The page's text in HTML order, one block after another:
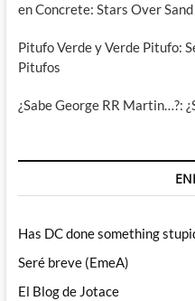
en Concrete: Stars Over Sand
Pitufo Verde y Verde Pitufo:
Pitufos
¿Sabe George RR Martin…?:
Has DC done something
Seré breve (EmeA)
El Blog de Jotace